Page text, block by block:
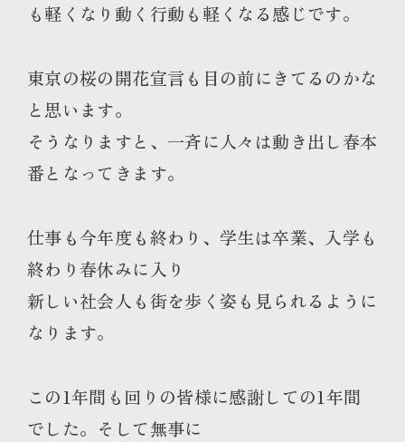
も軽くなり動く行動も軽くなる感じです。
東京の桜の開花宣言も目の前にきてるのかな
と思います。
そうなりますと、一斉に人々は動き出し春本
番となってきます。
仕事も今年度も終わり、学生は卒業、入学も
終わり春休みに入り
新しい社会人も街を歩く姿も見られるように
なります。
この1年間も回りの皆様に感謝しての1年間
でした。そして無事に